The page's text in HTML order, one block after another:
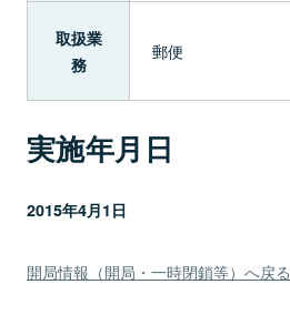
取扱業
務
郵便
実施年月日
2015年4月1日
開局情報（開局・一時閉鎖等）へ戻る